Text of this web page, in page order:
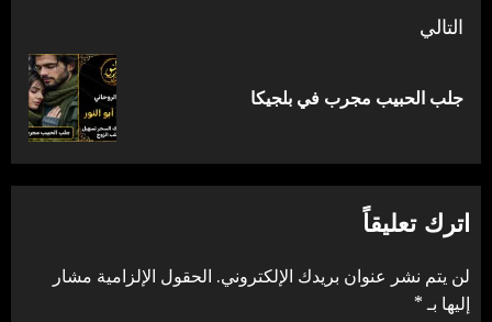
التالي
المقالة
جلب الحبيب مجرب في بلجيكا
اترك تعليقاً
لن يتم نشر عنوان بريدك الإلكتروني. الحقول الإلزامية مشار
إليها بـ*